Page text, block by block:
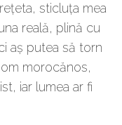
sticluța mea
reală, plină cu
aș putea să torn
morocănos,
iar lumea ar fi